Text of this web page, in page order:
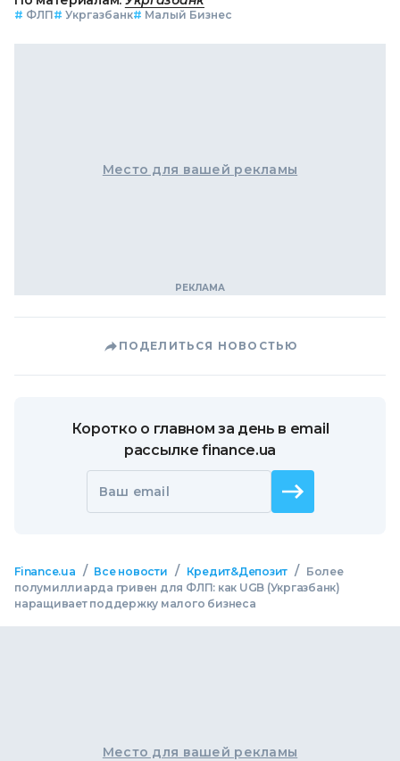
# ФЛП# Укргазбанк# Малый Бизнес
Место для вашей рекламы
ПОДЕЛИТЬСЯ НОВОСТЬЮ
Коротко о главном за день в email
рассылке finance.ua
Ваш email
Finance.ua / Все новости / Кредит&Депозит /
Более
полумиллиарда гривен для ФЛП: как UGB (Укргазбанк)
наращивает поддержку малого бизнеса
Место для вашей рекламы